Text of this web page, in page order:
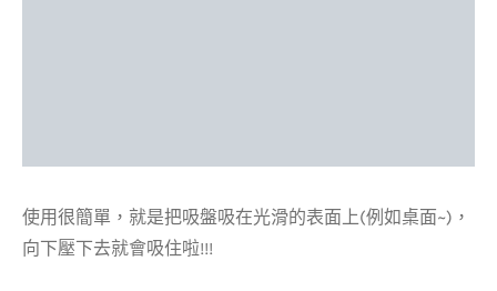
使用很簡單，就是把吸盤吸在光滑的表面上(例如桌面~)，
向下壓下去就會吸住啦!!!